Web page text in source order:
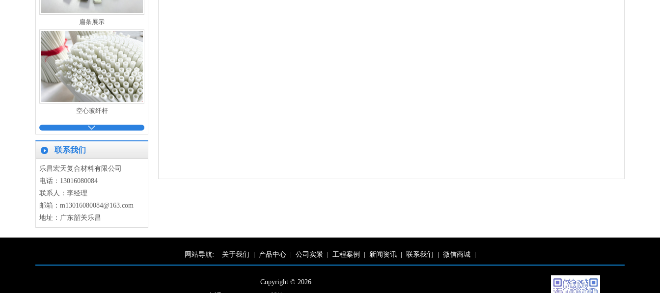
空心玻纤杆
玻纤管
联系我们
乐昌宏天复合材料有限公司
电话：13016080084
联系人：李经理
邮箱：m13016080084@163.com
地址：广东韶关乐昌
网站导航: 关于我们 产品中心 公司实景 工程案例 新闻资讯 联系我们 微信商城
Copyright © 2026